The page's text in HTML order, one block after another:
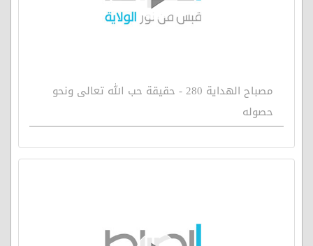
مصباح الهداية 280 - حقيقة حب الله تعالى ونحو
حصوله